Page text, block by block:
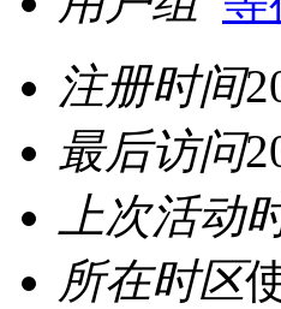
注册时间
最后访问
上次活动
所在时区